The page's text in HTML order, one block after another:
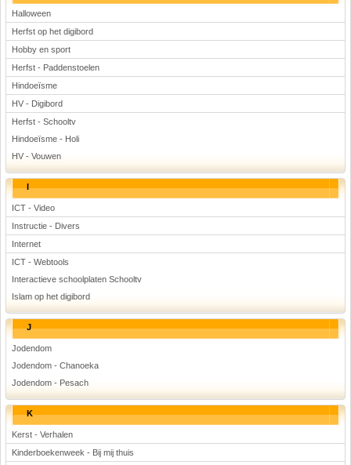
Halloween
Herfst op het digibord
Hobby en sport
Herfst - Paddenstoelen
Hindoeïsme
HV - Digibord
Herfst - Schooltv
Hindoeïsme - Holi
HV - Vouwen
I
ICT - Video
Instructie - Divers
Internet
ICT - Webtools
Interactieve schoolplaten Schooltv
Islam op het digibord
J
Jodendom
Jodendom - Chanoeka
Jodendom - Pesach
K
Kerst - Verhalen
Kinderboekenweek - Bij mij thuis